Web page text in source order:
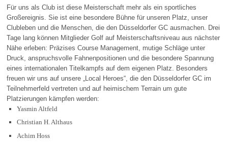
Für uns als Club ist diese Meisterschaft mehr als ein sportliches
Großereignis. Sie ist eine besondere Bühne für unseren Platz, unser
Clubleben und die Menschen, die den Düsseldorfer GC ausmachen. Drei
Tage lang können Mitglieder Golf auf Meisterschaftsniveau aus nächster
Nähe erleben: Präzises Course Management, mutige Schläge unter
Druck, anspruchsvolle Fahnenpositionen und die besondere Spannung
eines internationalen Titelkampfs auf dem eigenen Platz. Besonders
freuen wir uns auf unsere „Local Heroes“, die den Düsseldorfer GC im
Teilnehmerfeld vertreten und auf heimischem Terrain um gute
Platzierungen kämpfen werden:
Yasmin Altfeld
Christian H. Althaus
Achim Hoss